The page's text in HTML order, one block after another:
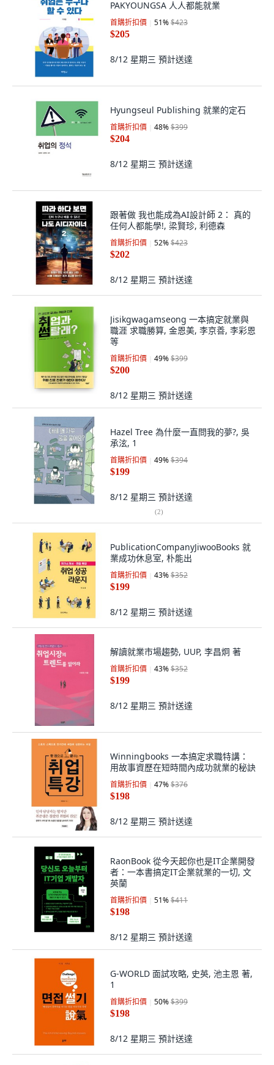
PAKYOUNGSA 人人都能就業
首購折扣價 51%$423
$205
8/12 星期三 預計送達
Hyungseul Publishing 就業的定石
首購折扣價 48%$399
$204
8/12 星期三 預計送達
跟著做 我也能成為AI設計師 2： 真的
任何人都能學!, 梁賢珍, 利德森
首購折扣價 52%$423
$202
8/12 星期三 預計送達
Jisikgwagamseong 一本搞定就業與
職涯 求職勝算, 金恩美, 李京善, 李彩恩
等
首購折扣價 49%$399
$200
8/12 星期三 預計送達
Hazel Tree 為什麼一直問我的夢?, 吳
承泫, 1
首購折扣價 49%$394
$199
8/12 星期三 預計送達
(2)
PublicationCompanyJiwooBooks 就
業成功休息室, 朴能出
首購折扣價 43%$352
$199
8/12 星期三 預計送達
解讀就業市場趨勢, UUP, 李昌炯 著
首購折扣價 43%$352
$199
8/12 星期三 預計送達
Winningbooks 一本搞定求職特講：
用故事資歷在短時間內成功就業的秘訣
首購折扣價 47%$376
$198
8/12 星期三 預計送達
RaonBook 從今天起你也是IT企業開發
者：一本書搞定IT企業就業的一切, 文
英蘭
首購折扣價 51%$411
$198
8/12 星期三 預計送達
G-WORLD 面試攻略, 史英, 池主恩 著,
1
首購折扣價 50%$399
$198
8/12 星期三 預計送達